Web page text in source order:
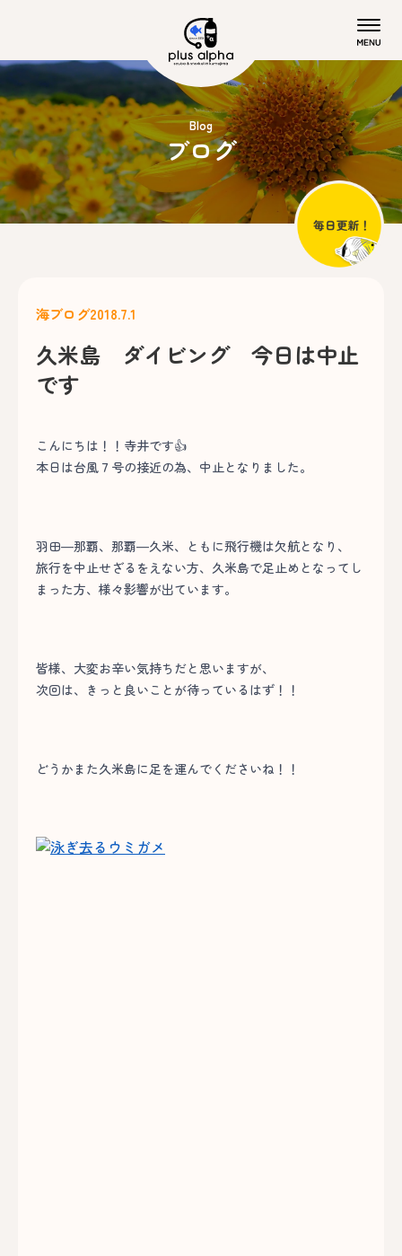
Blog
ブログ
海ブログ2018.7.1
久米島 ダイビング 今日は中止
です
こんにちは！！寺井です👍
本日は台風７号の接近の為、中止となりました。
羽田―那覇、那覇―久米、ともに飛行機は欠航となり、
旅行を中止せざるをえない方、久米島で足止めとなってし
まった方、様々影響が出ています。
皆様、大変お辛い気持ちだと思いますが、
次回は、きっと良いことが待っているはず！！
どうかまた久米島に足を運んでくださいね！！